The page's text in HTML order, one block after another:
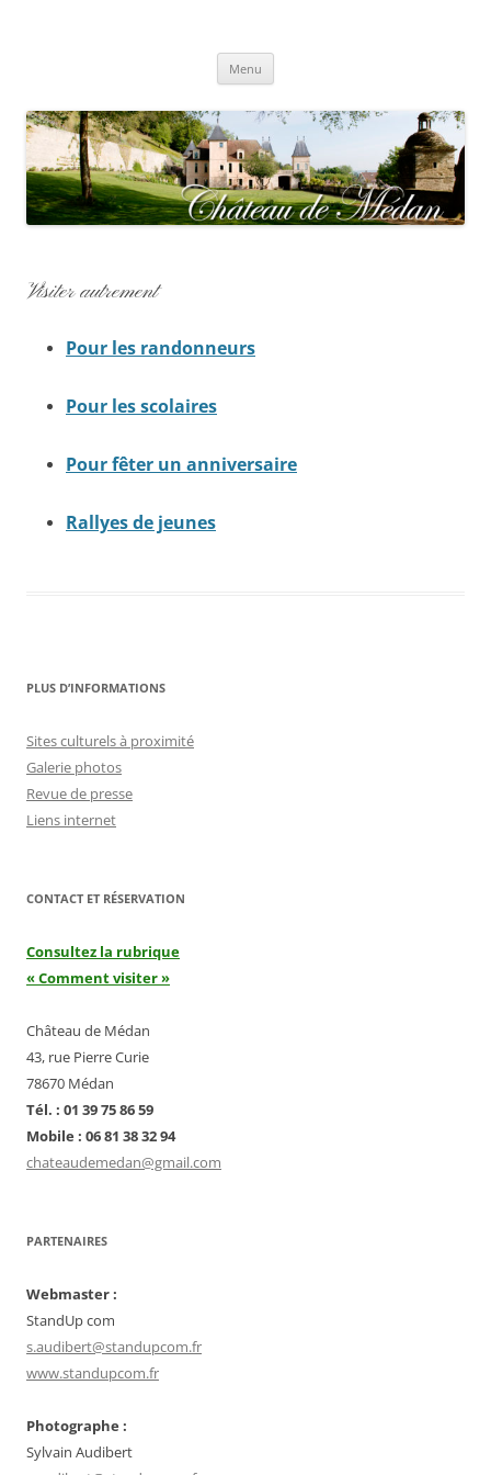
Menu
Visiter autrement
Pour les randonneurs
Pour les scolaires
Pour fêter un anniversaire
Rallyes de jeunes
PLUS D’INFORMATIONS
Sites culturels à proximité
Galerie photos
Revue de presse
Liens internet
CONTACT ET RÉSERVATION
Consultez la rubrique
« Comment visiter »
Château de Médan
43, rue Pierre Curie
78670 Médan
Tél. : 01 39 75 86 59
Mobile : 06 81 38 32 94
chateaudemedan@gmail.com
PARTENAIRES
Webmaster :
StandUp com
s.audibert@standupcom.fr
www.standupcom.fr
Photographe :
Sylvain Audibert